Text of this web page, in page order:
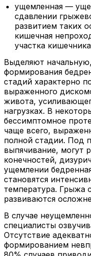
ущемленная —
сдавлении
развитием таких
кишечная
участка
Выделяют
формирования
стадий характерно
выраженного
живота,
нагрузках. В
бессимптомное
чаще всего,
полной стадии. Под
выпячивание, могут
конечностей,
ущемлении
становятся
температура. Грыжа
развиваются
В случае
специалисты
Отсутствие
формированием